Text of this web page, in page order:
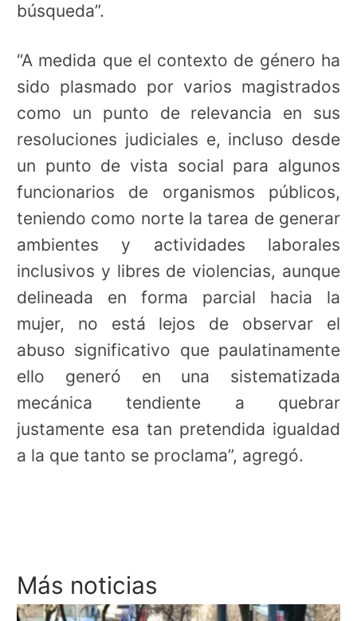
búsqueda”.
“A medida que el contexto de género ha
sido plasmado por varios magistrados
como un punto de relevancia en sus
resoluciones judiciales e, incluso desde
un punto de vista social para algunos
funcionarios de organismos públicos,
teniendo como norte la tarea de generar
ambientes y actividades laborales
inclusivos y libres de violencias, aunque
delineada en forma parcial hacia la
mujer, no está lejos de observar el
abuso significativo que paulatinamente
ello generó en una sistematizada
mecánica tendiente a quebrar
justamente esa tan pretendida igualdad
a la que tanto se proclama”, agregó.
Más noticias